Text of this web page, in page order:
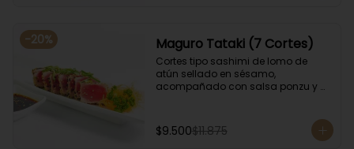
-20% Maguro Tataki (7 Cortes)
Cortes tipo sashimi de lomo de
atún sellado en sésamo,
acompañado con salsa ponzu y
$9.500$11.875